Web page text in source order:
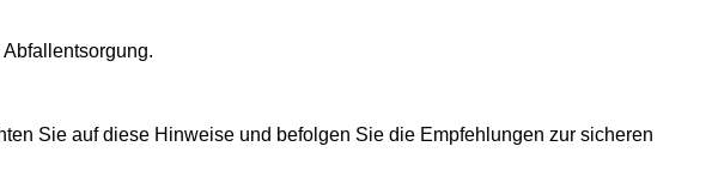
Sie auf diese Hinweise und befolgen Sie die Empfehlungen zur sicheren